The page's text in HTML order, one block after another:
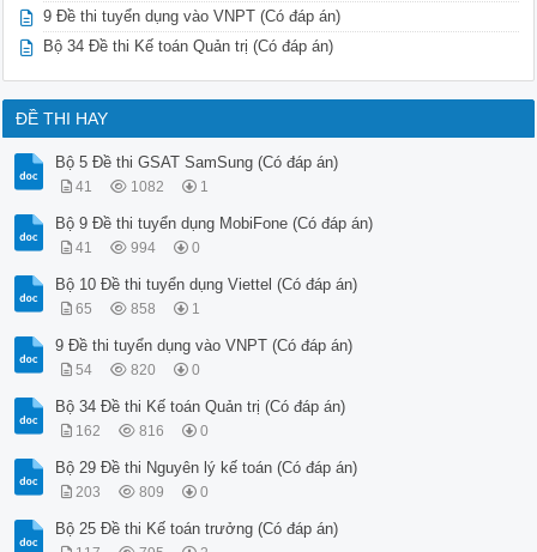
B. 3
C. 4
D. 5
B. 889
D. 888
Câu 7. Số nào được điền vào dấu ?:
A. 0
B. 2
C. 3
D. 4
Câu 8. Số nào tiếp theo trong dãy số sau: 0,4,2,6,3,7,3.5,
A. 4.5
DeThiTuyenDung.com Bộ 10 Đề thi tuyển dụng Viettel (Có đáp
B. 5.5
C. 6.5
D. 7.5
Câu 9. Số nào tiếp theo dấu ?: 1,101,15,4,29,-93,43,-190, ?
A. 55
B. 56
C. 57
D. 58
Câu 10. Số nào tiếp theo dấu?: 15, 5, 8, 24, 21, 7, 10,
A. 27,9,12
B. 9,27,12
9 Đề thi tuyển dụng vào VNPT (Có đáp án)
Bộ 34 Đề thi Kế toán Quản trị (Có đáp án)
ĐỀ THI HAY
Bộ 5 Đề thi GSAT SamSung (Có đáp án)
41 1082 1
Bộ 9 Đề thi tuyển dụng MobiFone (Có đáp án)
41 994 0
Bộ 10 Đề thi tuyển dụng Viettel (Có đáp án)
65 858 1
9 Đề thi tuyển dụng vào VNPT (Có đáp án)
54 820 0
Bộ 34 Đề thi Kế toán Quản trị (Có đáp án)
162 816 0
Bộ 29 Đề thi Nguyên lý kế toán (Có đáp án)
203 809 0
Bộ 25 Đề thi Kế toán trưởng (Có đáp án)